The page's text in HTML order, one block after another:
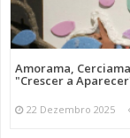
Amorama,
"Crescer a
22 Dezembro 2025